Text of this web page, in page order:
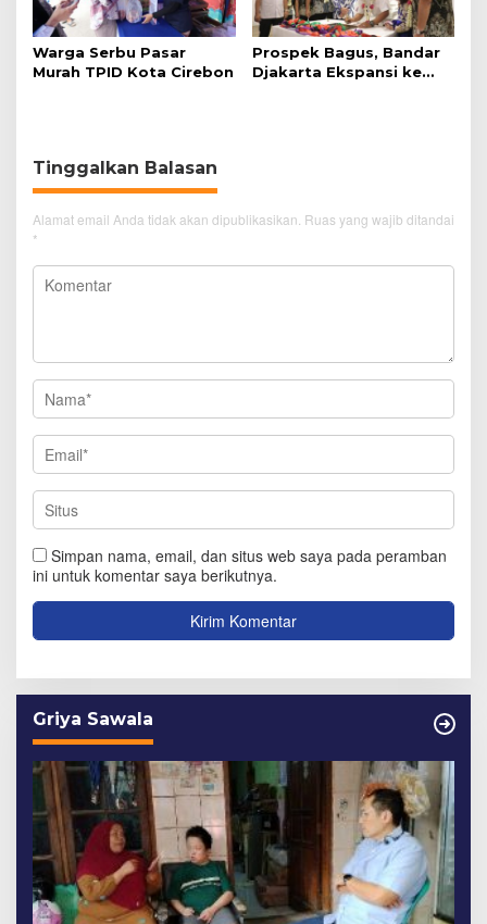
Warga Serbu Pasar
Murah TPID Kota Cirebon
Prospek Bagus, Bandar
Djakarta Ekspansi ke
Tinggalkan Balasan
Alamat email Anda tidak akan dipublikasikan. Ruas yang wajib ditandai
*
Simpan nama, email, dan situs web saya pada peramban
ini untuk komentar saya berikutnya.
Griya Sawala